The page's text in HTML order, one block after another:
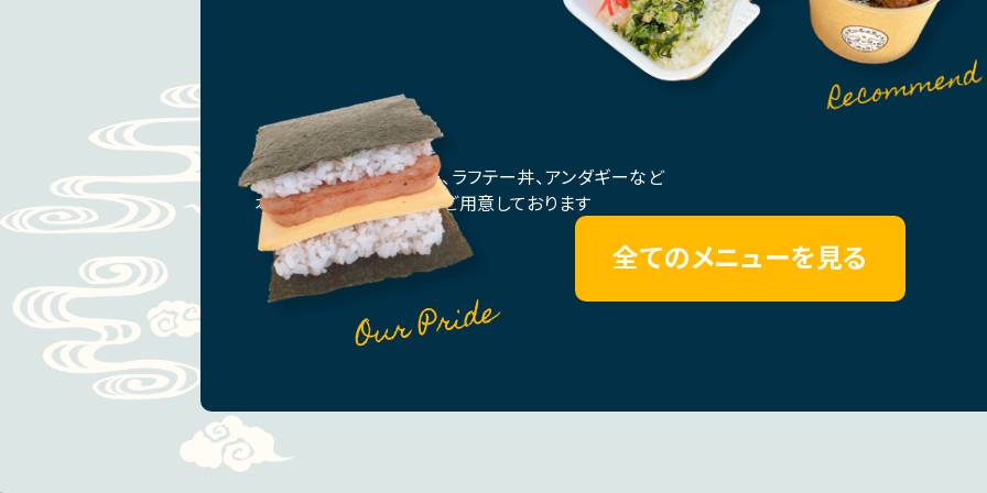
ポークおにぎりバーガー、ラフテー丼、アンダギーなど
本場沖縄の味をたくさんご用意しております
全てのメニューを見る